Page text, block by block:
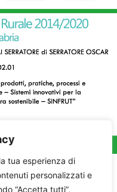
tua esperienza di
personalizzati e
“Accetta tutti”,